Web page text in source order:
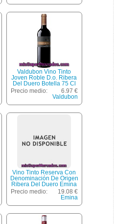
Valdubon Vino Tinto
Joven Roble D.o. Ribera
Del Duero Botella 75 Cl
Precio medio:
6.97 €
Valdubon
Vino Tinto Reserva Con
Denominación De Origen
Ribera Del Duero Emina
Botella De 75 Centilitros
Precio medio:
19.08 €
Emina